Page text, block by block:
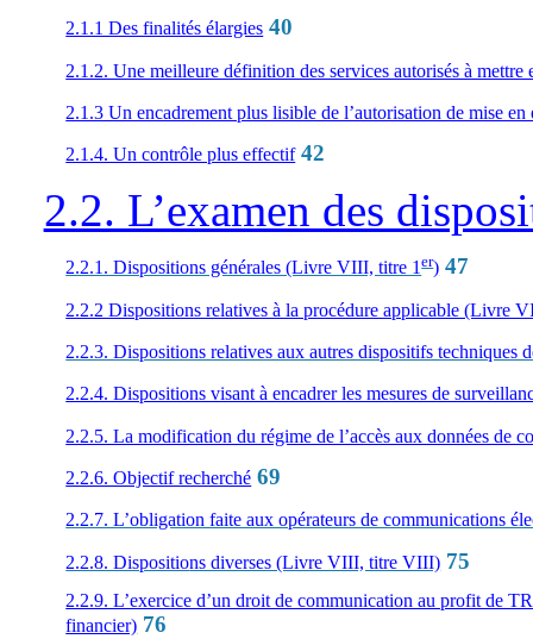
2.1.1 Des finalités élargies 40
2.1.2. Une meilleure définition des services autorisés à
2.1.3 Un encadrement plus lisible de l’autorisation de mise
2.1.4. Un contrôle plus effectif42
2.2. L’examen des
2.2.1. Dispositions générales (Livre VIII, titre 1er) 47
2.2.2 Dispositions relatives à la procédure applicable (Livre
2.2.3. Dispositions relatives aux autres dispositifs techniques
2.2.4. Dispositions visant à encadrer les mesures de
2.2.5. La modification du régime de l’accès aux données
2.2.6. Objectif recherché 69
2.2.7. L’obligation faite aux opérateurs de communications
2.2.8. Dispositions diverses (Livre VIII, titre VIII) 75
2.2.9. L’exercice d’un droit de communication au profit de
financier) 76